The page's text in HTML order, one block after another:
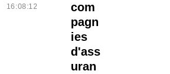
16:08:12
com
pagn
ies
d'ass
uran